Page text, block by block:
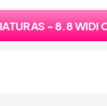
- 8.8 WIDI